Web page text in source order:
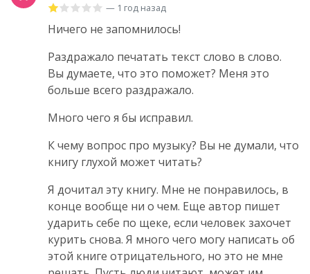
— 1 год назад
Ничего не запомнилось!
Раздражало печатать текст слово в слово.
Вы думаете, что это поможет? Меня это
больше всего раздражало.
Много чего я бы исправил.
К чему вопрос про музыку? Вы не думали, что
книгу глухой может читать?
Я дочитал эту книгу. Мне не понравилось, в
конце вообще ни о чем. Еще автор пишет
ударить себе по щеке, если человек захочет
курить снова. Я много чего могу написать об
этой книге отрицательного, но это не мне